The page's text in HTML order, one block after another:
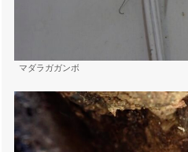
マダラガガンボ